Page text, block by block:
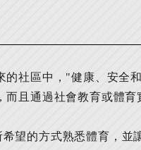
社區中，"健康、安全
且通過社會教育或體
望的方式熟悉體育，並